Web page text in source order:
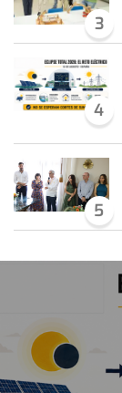
3
4
5